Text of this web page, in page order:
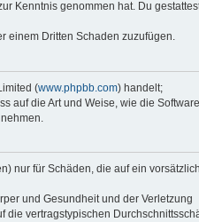
Kenntnis genommen hat. Du
einem Dritten Schaden zuzufügen.
(www.phpbb.com) handelt;
auf die Art und Weise, wie die Software
nur für Schäden, die auf ein
und Gesundheit und der Verletzung
die vertragstypischen